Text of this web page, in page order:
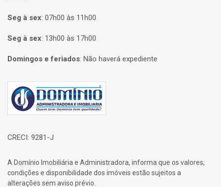
Seg à sex: 07h00 às 11h00
Seg à sex: 13h00 às 17h00
Domingos e feriados: Não haverá expediente
Página inicial
CRECI: 9281-J
A Domínio Imobiliária e Administradora, informa que os valores,
condições e disponibilidade dos imóveis estão sujeitos a
alterações sem aviso prévio.